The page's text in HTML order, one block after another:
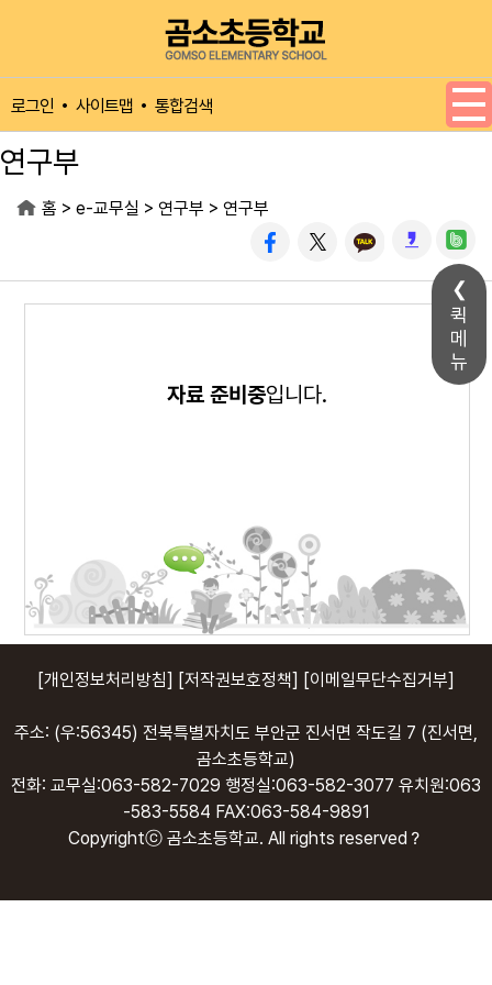
퀵
메
뉴
로그인 사이트맵 통합검색
연구부
홈 > e-교무실 > 연구부 > 연구부
자료 준비중입니다.
[개인정보처리방침] [저작권보호정책] [이메일무단수집거부]
주소: (우:56345) 전북특별자치도 부안군 진서면 작도길 7 (진서면,
곰소초등학교)
전화: 교무실:063-582-7029 행정실:063-582-3077 유치원:063
-583-5584 FAX:063-584-9891
Copyrightⓒ 곰소초등학교. All rights reserved？